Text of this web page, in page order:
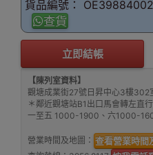
貨品編號： OE39884002
查貨
立即結帳
【陳列室資料】
觀塘成業街27號日昇中心3樓302
＊鄰近觀塘站B1出口馬會轉左直
一至五 1000-1900、六1000-
營業時間及地圖： 查看營業時間